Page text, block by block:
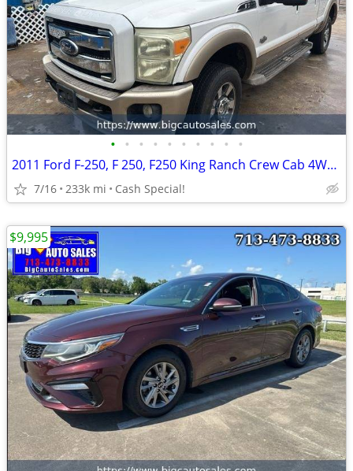
• • • • • • • • • •
2011 Ford F-250, F 250, F250 King Ranch Crew Cab 4WD - Financing!
7/16 233k mi Cash Special!
$9,995